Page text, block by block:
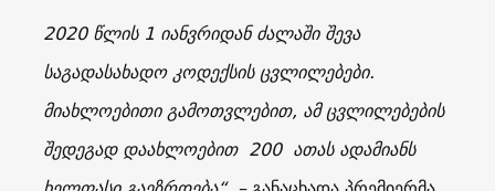
2020 წლის 1 იანვრიდან ძალაში შევა
საგადასახადო კოდექსის ცვლილებები.
მიახლოებითი გამოთვლებით, ამ ცვლილებების
შედეგად დაახლოებით 200 ათას ადამიანს